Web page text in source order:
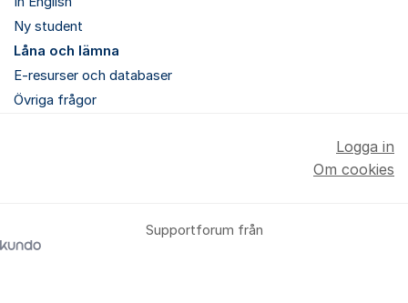
Ny student
Låna och lämna
E-resurser och databaser
Övriga frågor
Supportforum från
Logga in
Om cookies